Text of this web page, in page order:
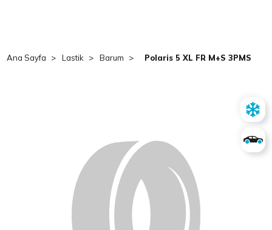
Ana Sayfa Lastik Barum Polaris 5 XL FR M+S 3PMSF